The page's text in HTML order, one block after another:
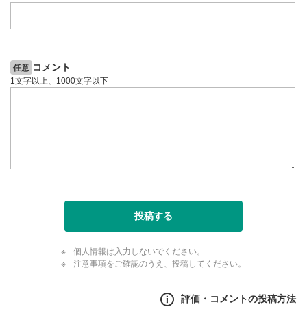
任意 コメント
1文字以上、1000文字以下
投稿する
個人情報は入力しないでください。
注意事項をご確認のうえ、投稿してください。
評価・コメントの投稿方法